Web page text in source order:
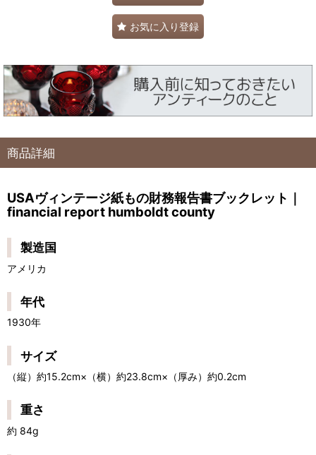
お気に入り登録
商品詳細
USAヴィンテージ紙もの財務報告書ブックレット｜
financial report humboldt county
製造国
アメリカ
年代
1930年
サイズ
（縦）約15.2cm×（横）約23.8cm×（厚み）約0.2cm
重さ
約 84g